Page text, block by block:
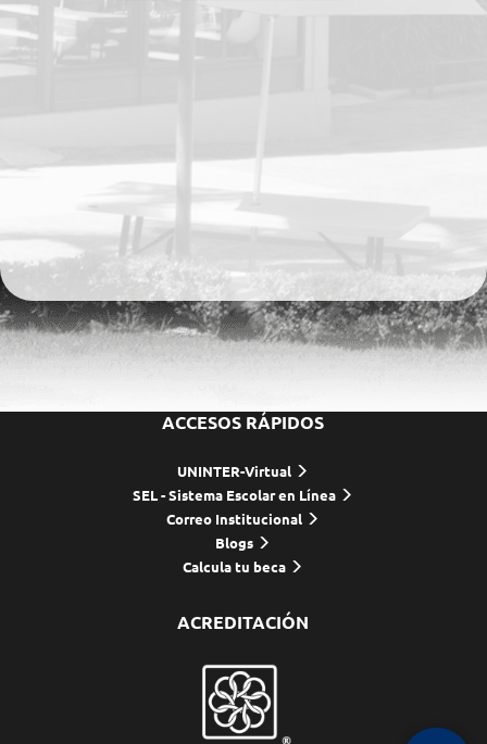
ACCESOS RÁPIDOS
UNINTER-Virtual
SEL - Sistema Escolar en Línea
Correo Institucional
Blogs
Calcula tu beca
ACREDITACIÓN